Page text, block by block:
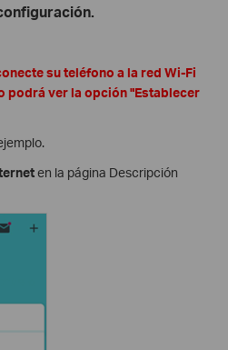
su teléfono a la red Wi-Fi
podrá ver la opción "Establecer
en la página Descripción